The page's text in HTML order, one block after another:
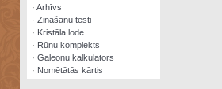
· Arhīvs
· Zināšanu testi
· Kristāla lode
· Rūnu komplekts
· Galeonu kalkulators
· Nomētātās kārtis